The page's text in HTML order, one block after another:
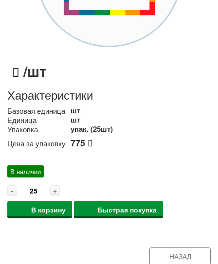
/шт
Характеристики
Базовая единица шт
Единица шт
Упаковка упак. (25шт)
Цена за упаковку 775
В наличии
-
+
В корзину
Быстрая покупка
НАЗАД